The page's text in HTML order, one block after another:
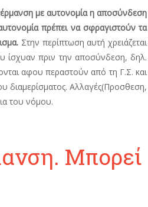
με αυτονομία η αποσύνδεση
πρέπει να σφραγιστούν τα
Στην περίπτωση αυτή χρειάζεται
ίσχυαν πριν την αποσύνδεση, δηλ.
αφου περαστούν από τη Γ.Σ. και
διαμερίσματος. Αλλαγές(Προσθεση,
του νόμου.
Μπορεί